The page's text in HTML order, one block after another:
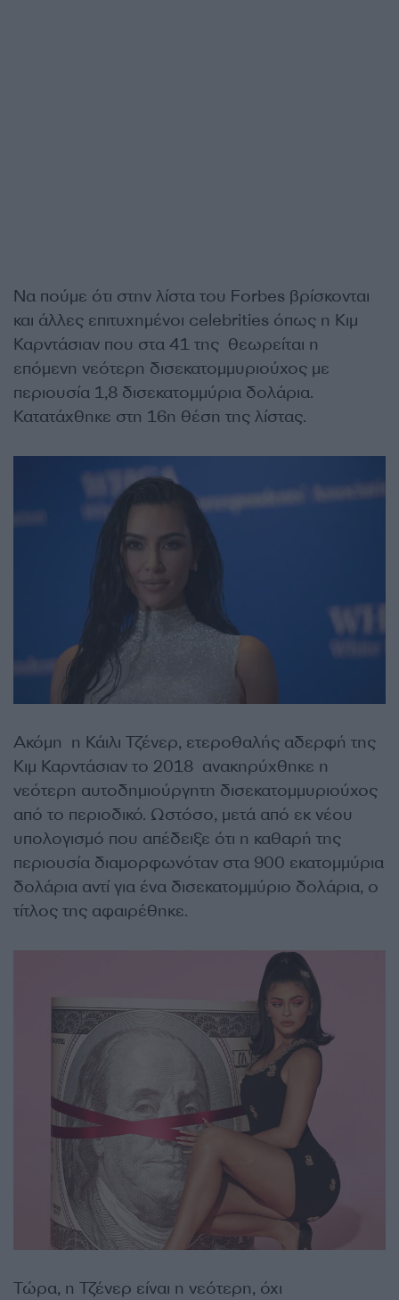
Να πούμε ότι στην λίστα του Forbes βρίσκονται
και άλλες επιτυχημένοι celebrities όπως η Κιμ
Καρντάσιαν που στα 41 της θεωρείται η
επόμενη νεότερη δισεκατομμυριούχος με
περιουσία 1,8 δισεκατομμύρια δολάρια.
Κατατάχθηκε στη 16η θέση της λίστας.
Ακόμη η Κάιλι Τζένερ, ετεροθαλής αδερφή της
Κιμ Καρντάσιαν το 2018 ανακηρύχθηκε η
νεότερη αυτοδημιούργητη δισεκατομμυριούχος
από το περιοδικό. Ωστόσο, μετά από εκ νέου
υπολογισμό που απέδειξε ότι η καθαρή της
περιουσία διαμορφωνόταν στα 900 εκατομμύρια
δολάρια αντί για ένα δισεκατομμύριο δολάρια, ο
τίτλος της αφαιρέθηκε.
Τώρα, η Τζένερ είναι η νεότερη, όχι